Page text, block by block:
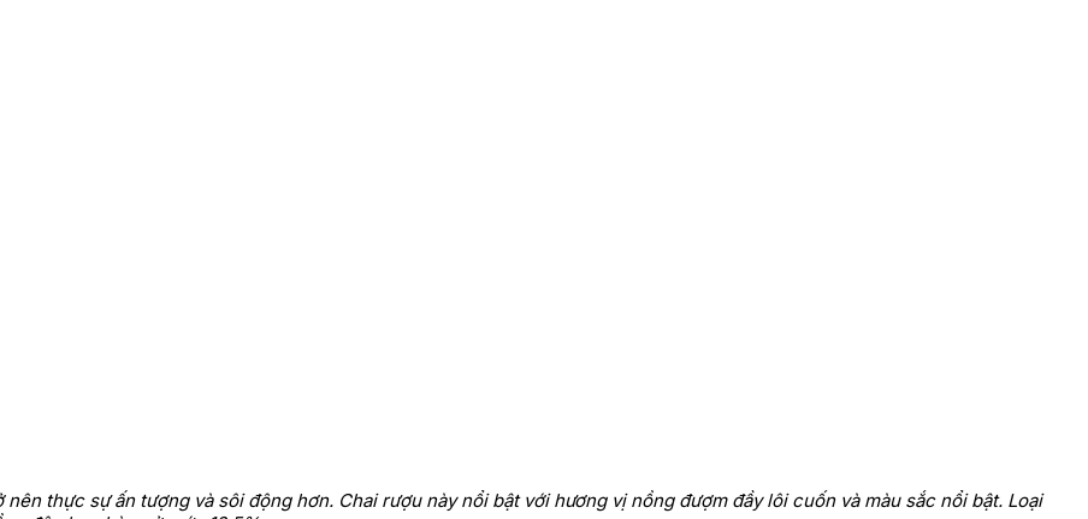
thực sự ấn tượng và sôi động hơn. Chai rượu này nổi bật với hương vị nồng đượm đầy lôi cuốn và màu sắc nổi bật. Loại